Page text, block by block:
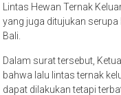
Lintas Hewan Ternak
yang juga ditujukan
Bali.
Dalam surat tersebut,
bahwa lalu lintas ternak
dapat dilakukan tetapi